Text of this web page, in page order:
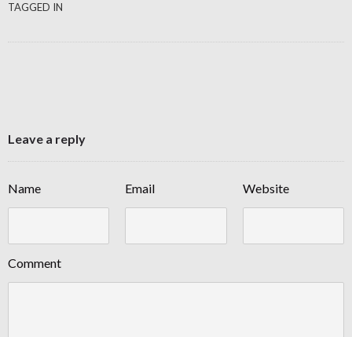
TAGGED IN
Leave a reply
Name Email Website
Comment